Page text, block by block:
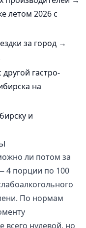
летом 2026 с
за город →
гастро-
на
и
ли потом за
4 порции по 100
По нормам
всего нулевой, но